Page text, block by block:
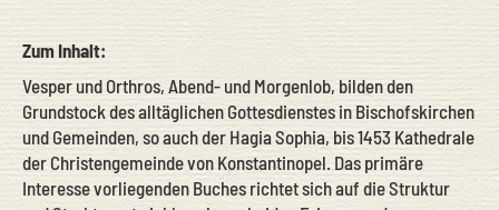
Zum Inhalt:
Vesper und Orthros, Abend- und Morgenlob, bilden den
Grundstock des alltäglichen Gottesdienstes in Bischofskirchen
und Gemeinden, so auch der Hagia Sophia, bis 1453 Kathedrale
der Christengemeinde von Konstantinopel. Das primäre
Interesse vorliegenden Buches richtet sich auf die Struktur